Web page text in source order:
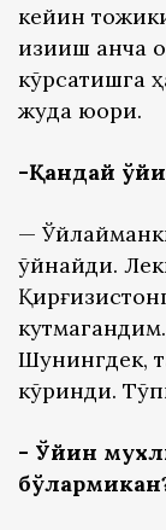
кейин
қизиқиш
кўрсатишга
жуда юқори.
-Қандай
—
ўйнайди.
Шунингдек,
кўринди.
- Ўйин